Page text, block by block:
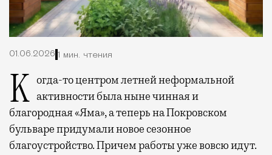
01.06.2026 1 мин. чтения
Когда-то центром летней неформальной активности была ныне чинная и
благородная «Яма», а теперь на Покровском
бульваре придумали новое сезонное
благоустройство. Причем работы уже вовсю идут.